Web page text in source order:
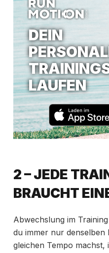
DEIN
LAUFEN
2 – JEDE
BRAUCHT
Abwechslung im
du immer nur
gleichen Tempo